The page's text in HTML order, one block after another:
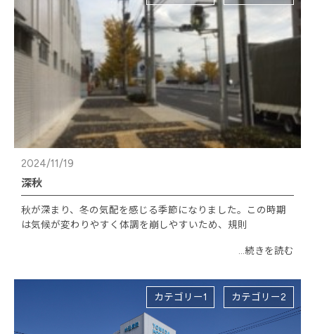
2024/11/19
深秋
秋が深まり、冬の気配を感じる季節になりました。この時期
は気候が変わりやすく体調を崩しやすいため、規則
...続きを読む
カテゴリー1 カテゴリー2